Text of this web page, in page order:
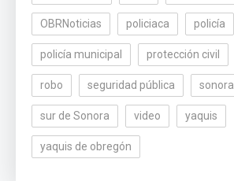
OBRNoticias policiaca policía
policía municipal protección civil
robo seguridad pública sonora
sur de Sonora video yaquis
yaquis de obregón